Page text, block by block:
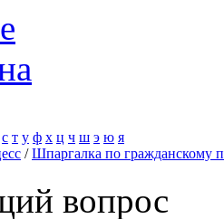
с т у ф х ц ч ш э ю я
/Шпаргалка по гражданскому
вопрос